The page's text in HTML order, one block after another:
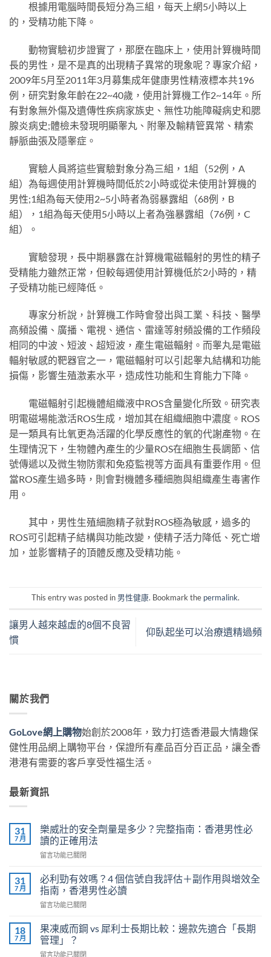
根據用電腦時間長短分為三組，每天上網5小時以上
的，受精功能下降。
動物實驗初步證實了，那麼在臨床上，使用計算機時間
長的男性，是不是真的出現精子異常的現象呢？專家介紹，
2009年5月至2011年3月募集成年健康男性精液標本共196
例，研究對象年齡在22~40歲，使用計算機工作2~14年。所
有對象無外傷及遺傳性疾病家族史、無性功能障礙病史和腮
腺炎病史;體檢未發現明顯睾丸、附睾及輸精管異常、精索
靜脈曲張及隱睾症。
實驗人員將這些實驗對象分為三組，1組（52例，A
組）為每週使用計算機時間低於2小時或從未使用計算機的
男性;1組為每天使用2~5小時者為弱暴露組（68例，B
組），1組為每天使用5小時以上者為強暴露組（76例，C
組）。
實驗發現，長中期暴露在計算機電磁輻射的男性的精子
受精能力雖然正常，但較每週使用計算機低於2小時的，精
子受精功能已經降低。
專家分析說，計算機工作時會發出與工業、科技、醫學
高頻設備、廣播、電視、通信、雷達等射頻設備的工作頻段
相同的中波、短波、超短波，產生電磁輻射。而睾丸是電磁
輻射敏感的靶器官之一，電磁輻射可以引起睾丸結構和功能
損傷，影響生殖激素水平，造成性功能和生育能力下降。
電磁輻射引起機體組織液中ROS含量變化所致。研究表
明電磁場能激活ROS生成，增加其在組織細胞中濃度。ROS
是一類具有比氧更為活躍的化學反應性的氧的代謝產物。在
生理情況下，生物體內產生的少量ROS在細胞生長調節、信
號傳遞以及微生物防禦和免疫監視等方面具有重要作用。但
當ROS產生過多時，則會對機體多種細胞與組織產生毒害作
用。
其中，男性生殖細胞精子就對ROS極為敏感，過多的
ROS可引起精子結構與功能改變，使精子活力降低、死亡增
加，並影響精子的頂體反應及受精功能。
This entry was posted in 男性健康. Bookmark the permalink.
讓男人越來越虛的8個不良習
慣
仰臥起坐可以治療遺精過頻
關於我們
GoLove網上購物始創於2008年，致力打造香港最大情趣保
健性用品網上購物平台，保證所有產品百分百正品，讓全香
港港有需要的客戶享受性福生活。
最新資訊
31
7 月
樂威壯的安全劑量是多少？完整指南：香港男性必
讀的正確用法
在
威
壯
的
安
劑
量
是
留言功能已關閉
31
7 月
必利勁有效嗎？4 個信號自我評估＋副作用與增效全
指南，香港男性必讀
在
利
勁
有
留言功能已關閉
18
7 月
果凍威而鋼 vs 犀利士長期比較：邊款先適合「長期
管理」？
在
留言功能已關閉